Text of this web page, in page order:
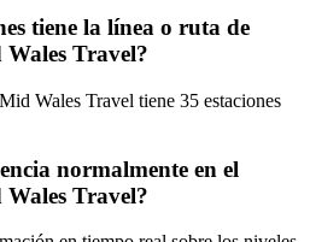
tiene la línea o ruta de
Travel?
Wales Travel tiene 35 estaciones
normalmente en el
Travel?